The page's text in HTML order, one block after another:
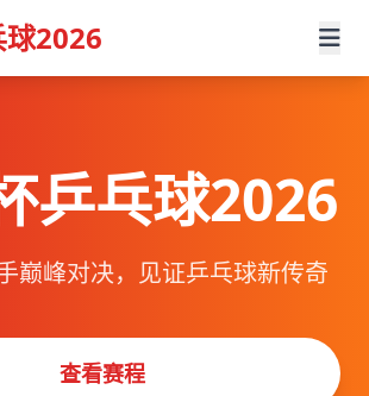
2026
乒乓球2026
巅峰对决，见证乒乓球新传奇
查看赛程